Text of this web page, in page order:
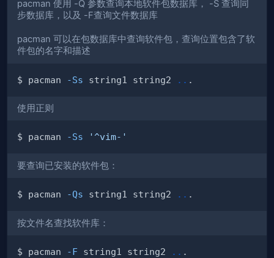
pacman 使用 -Q 参数查询本地软件包数据库， -S 查询同
步数据库，以及 -F查询文件数据库
pacman 可以在包数据库中查询软件包，查询位置包含了软
件包的名字和描述
$ pacman -Ss string1 string2 ..
使用正则
$ pacman -Ss '^vim-'
要查询已安装的软件包：
$ pacman -Qs string1 string2 ..
按文件名查找软件库：
$ pacman -F string1 string2 ..